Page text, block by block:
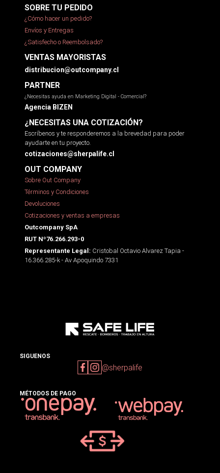
SOBRE TU PEDIDO
¿Cómo hacer un pedido?
Envíos y Entregas
¿Satisfecho o Reembolsado?
VENTAS MAYORISTAS
distribucion@outcompany.cl
PARTNER
¿Necesitas ayuda en Marketing Digital - Comercial?
Agencia BIZEN
¿NECESITAS UNA COTIZACIÓN?
Escríbenos y te responderemos a la brevedad para poder
ayudarte en tu proyecto.
cotizaciones@sherpalife.cl
OUT COMPANY
Sobre Out Company
Términos y Condiciones
Devoluciones
Cotizaciones y ventas a empresas
Outcompany SpA
RUT Nº76.266.293-0
Representante Legal: Cristobal Octavio Alvarez Tapia -
16.366.285-k - Av Apoquindo 7331
SIGUENOS
@sherpalife
MÉTODOS DE PAGO